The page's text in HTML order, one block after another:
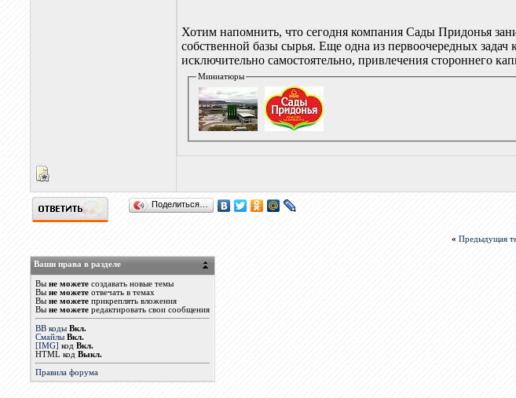
Хотим напомнить, что сегодня компания Сады Придонья
собственной базы сырья. Еще одна из первоочередных
исключительно самостоятельно, привлечения стороннего
Миниатюры
Поделиться…
« Предыдущая
Ваши права в разделе
Выне можете создавать новые темы
Выне можете отвечать в темах
Выне можете прикреплять вложения
Выне можете редактировать свои сообщения
BB коды Вкл.
Смайлы Вкл.
[IMG] кодВкл.
HTML кодВыкл.
Правила форума